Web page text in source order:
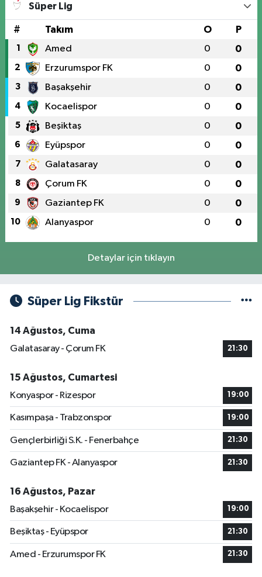
Süper Lig
# Takım O P
1 Amed 0 0
2 Erzurumspor FK 0 0
3 Başakşehir 0 0
4 Kocaelispor 0 0
5 Beşiktaş 0 0
6 Eyüpspor 0 0
7 Galatasaray 0 0
8 Çorum FK 0 0
9 Gaziantep FK 0 0
10 Alanyaspor 0 0
Detaylar için tıklayın
Süper Lig Fikstür
14 Ağustos, Cuma
Galatasaray - Çorum FK
21:30
15 Ağustos, Cumartesi
Konyaspor - Rizespor
19:00
Kasımpaşa - Trabzonspor 19:00
Gençlerbirliği S.K. - Fenerbahçe 21:30
Gaziantep FK - Alanyaspor 21:30
16 Ağustos, Pazar
Başakşehir - Kocaelispor
19:00
Beşiktaş - Eyüpspor 21:30
Amed - Erzurumspor FK 21:30